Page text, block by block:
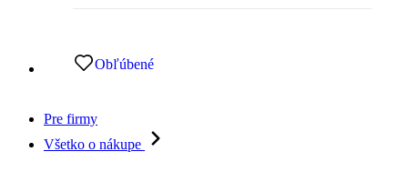
Obľúbené
Pre firmy
Všetko o nákupe